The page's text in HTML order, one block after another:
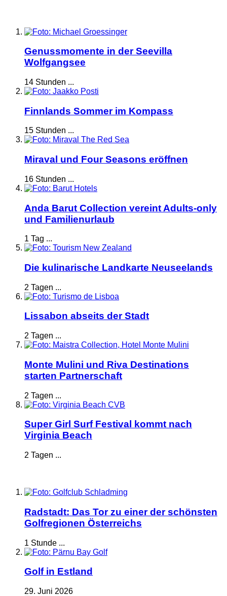
Genussmomente in der Seevilla
Wolfgangsee
14 Stunden ...
Finnlands Sommer im Kompass
15 Stunden ...
Miraval und Four Seasons eröffnen
16 Stunden ...
Anda Barut Collection vereint Adults-only
und Familienurlaub
1 Tag ...
Die kulinarische Landkarte Neuseelands
2 Tagen ...
Lissabon abseits der Stadt
2 Tagen ...
Monte Mulini und Riva Destinations
starten Partnerschaft
2 Tagen ...
Super Girl Surf Festival kommt nach
Virginia Beach
2 Tagen ...
Radstadt: Das Tor zu einer der schönsten
Golfregionen Österreichs
1 Stunde ...
Golf in Estland
29. Juni 2026